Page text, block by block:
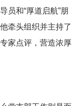
员和“厚道启航”朋
牵头组织并主持了
家点评，营造浓厚